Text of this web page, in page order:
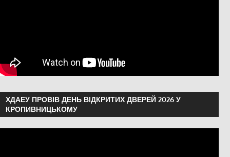
ХДАЕУ ПРОВІВ ДЕНЬ ВІДКРИТИХ ДВЕРЕЙ 2026 У
КРОПИВНИЦЬКОМУ